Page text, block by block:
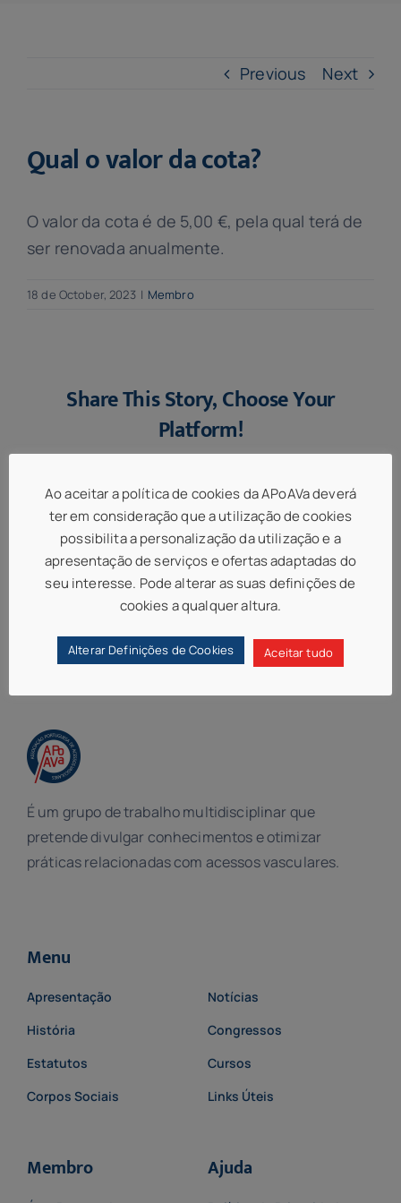
Previous Next
Qual o valor da cota?
O valor da cota é de 5,00 €, pela qual terá de
ser renovada anualmente.
18 de October, 2023 | Membro
Share This Story, Choose Your
Platform!
É um grupo de trabalho multidisciplinar que
pretende divulgar conhecimentos e otimizar
práticas relacionadas com acessos vasculares.
Menu
Apresentação
História
Estatutos
Corpos Sociais
Notícias
Congressos
Cursos
Links Úteis
Membro Ajuda
Ao aceitar a política de cookies da APoAVa deverá
ter em consideração que a utilização de cookies
possibilita a personalização da utilização e a
apresentação de serviços e ofertas adaptadas do
seu interesse. Pode alterar as suas definições de
cookies a qualquer altura.
Alterar Definições de Cookies Aceitar tudo